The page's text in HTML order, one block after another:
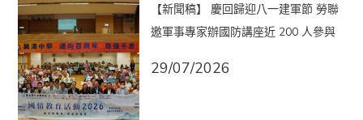
【新聞稿】 慶回歸迎八一建軍節 勞聯
邀軍事專家辦國防講座近 200 人參與
29/07/2026